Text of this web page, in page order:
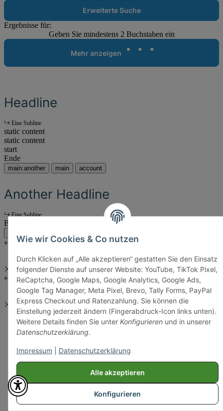
Alle akzeptieren
Konfigurieren
Wie wir Cookies & Co nutzen
Durch Klicken auf „Alle akzeptieren“ gestatten Sie den Einsatz
folgender Dienste auf unserer Website: YouTube, TikTok Pixel,
ReCaptcha, Google Maps, Google Analytics, Google Ads,
Google Tag Manager, Meta Pixel, Brevo, Tally Forms, PayPal
Express Checkout und Ratenzahlung. Sie können die
Einstellung jederzeit ändern (Fingerabdruck-Icon links unten).
Weitere Details finden Sie unter Konfigurieren und in unserer
Datenschutzerklärung.
Impressum Datenschutzerklärung
Erweiterte Suche
Ergebnisse für:
Geben Sie mindestens 2 Buchstaben ein
Mehr anzeigen
Headline
Eine Subline
static content
static content
start
Ende
main:another main account
Another Headline
Eine Subline
Body Content